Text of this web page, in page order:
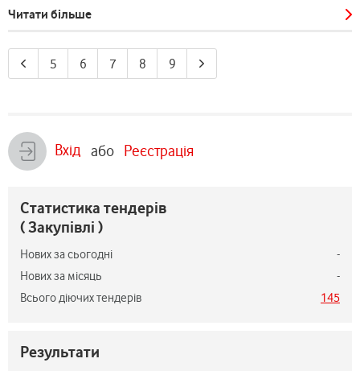
Читати більше
5 6 7 8 9
Вхід або Реєстрація
Статистика тендерів
( Закупівлі )
Нових за сьогодні
-
Нових за місяць
-
Всього діючих тендерів
145
Результати